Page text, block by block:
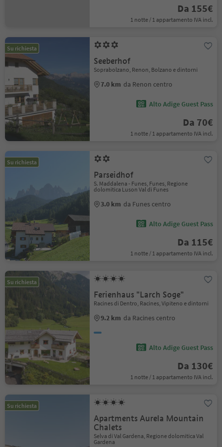
Da 155€
1 notte / 1 appartamento IVA incl.
Su richiesta
Seeberhof
Soprabolzano, Renon, Bolzano e dintorni
7.0 km da Renon centro
Alto Adige Guest Pass
Da 70€
1 notte / 1 appartamento IVA incl.
Su richiesta
Parseidhof
S. Maddalena - Funes, Funes, Regione
dolomitica Luson Val di Funes
3.0 km da Funes centro
Alto Adige Guest Pass
Da 115€
1 notte / 1 appartamento IVA incl.
Su richiesta
Ferienhaus "Larch Soge"
Racines di Dentro, Racines, Vipiteno e dintorni
9.2 km da Racines centro
Alto Adige Guest Pass
Da 130€
1 notte / 1 appartamento IVA incl.
Su richiesta
Apartments Aurela Mountain
Chalets
Selva di Val Gardena, Regione dolomitica Val
Gardena